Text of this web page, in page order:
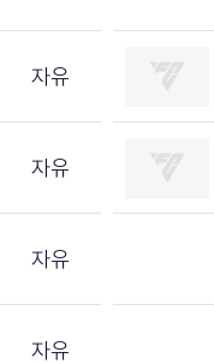
자유
자유
자유
자유